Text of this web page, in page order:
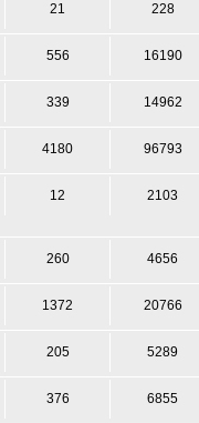
21 228
556 16190
339 14962
4180 96793
12 2103
260 4656
1372 20766
205 5289
376 6855